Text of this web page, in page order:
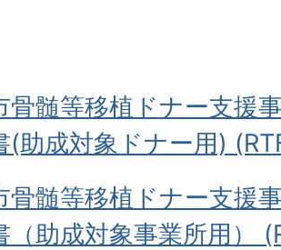
骨髄等移植ドナー支援
(助成対象ドナー用)
骨髄等移植ドナー支援
（助成対象事業所用）